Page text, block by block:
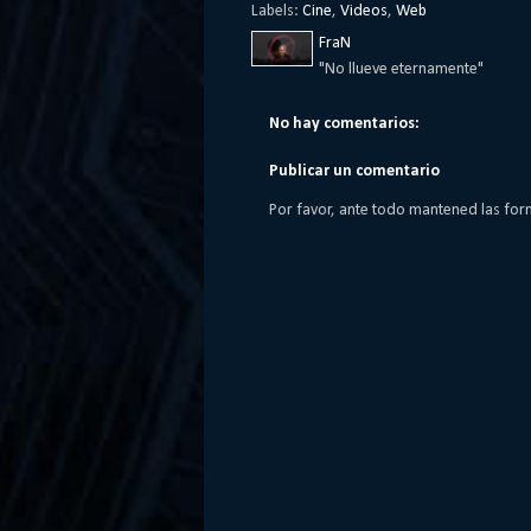
Labels: Cine, Videos, Web
FraN
"No llueve eternamente"
No hay comentarios:
Publicar un comentario
Por favor, ante todo mantened las